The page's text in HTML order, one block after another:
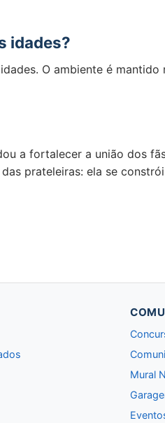
idades?
O ambiente é
a fortalecer a união dos
prateleiras: ela se
Mural